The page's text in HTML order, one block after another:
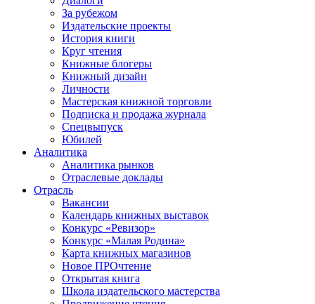
За рубежом
Издательские проекты
История книги
Круг чтения
Книжные блогеры
Книжный дизайн
Личности
Мастерская книжной торговли
Подписка и продажа журнала
Спецвыпуск
Юбилей
Аналитика
Аналитика рынков
Отраслевые доклады
Отрасль
Вакансии
Календарь книжных выставок
Конкурс «Ревизор»
Конкурс «Малая Родина»
Карта книжных магазинов
Новое ПРОчтение
Открытая книга
Школа издательского мастерства